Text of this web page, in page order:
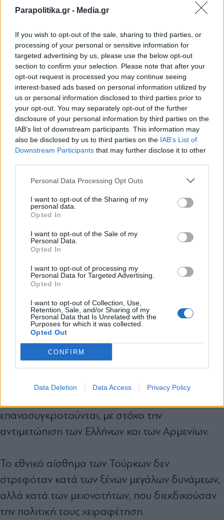
Parapolitika.gr - Media.gr
If you wish to opt-out of the sale, sharing to third parties, or
processing of your personal or sensitive information for
targeted advertising by us, please use the below opt-out
section to confirm your selection. Please note that after your
opt-out request is processed you may continue seeing
interest-based ads based on personal information utilized by
us or personal information disclosed to third parties prior to
your opt-out. You may separately opt-out of the further
disclosure of your personal information by third parties on the
IAB’s list of downstream participants. This information may
also be disclosed by us to third parties on the IAB’s List of
Downstream Participants that may further disclose it to other
Personal Data Processing Opt Outs
I want to opt-out of the Sharing of my
personal data.
Opted In
I want to opt-out of the Sale of my
Personal Data.
Opted In
I want to opt-out of processing my
Personal Data for Targeted Advertising.
Opted In
I want to opt-out of Collection, Use,
Retention, Sale, and/or Sharing of my
Personal Data that Is Unrelated with the
Purposes for which it was collected.
Opted Out
CONFIRM
Data Deletion Data Access Privacy Policy
Μουσταφά Κεμάλ πασά, που είχε γεννηθεί στη
Θεσσαλονίκη και διακρινόταν για τις
στρατιωτικές του ικανότητες. Η εντολή που του
δόθηκε ήταν σαφής: προστασία των
χριστιανικών πληθυσμών στον Πόντο και
αποκατάσταση της τάξης στην περιοχή. Οι
συμμαχικές υπηρεσίες πληροφοριών, που
θεωρούσαν τον Κεμάλ επικίνδυνο,
προσπάθησαν να αποτρέψουν την αποστολή
τη Σαμψούντα, οι βρετανικές Αρχές ζήτησαν
διορισμό του. Ηταν όμως αργά. Το πλοίο όπου
αποπλεύσει για τον Πόντο. Το στοιχείο που
εξόργισε τους Τούρκους εθνικιστές ήταν η
απόβαση του ελληνικού στρατού στη Σμύρνη
στις 16 Μαΐου. Η αποστολή αυτή
αντιμετωπίστηκε ως απαράδεκτη εξέλιξη. Οι
μουσουλμάνοι, είτε ήταν εθνικιστές είτε
θρησκευόμενοι, δεν μπορούσαν να ανεχτούν
μια τέτοια πράξη από τους παλιούς ραγιάδες,
που με βάση τα θεολογικά τους κείμενα τους
θεωρούσαν υποδεέστερους. Οι παλιές
επανασυγκροτούνται, με στόχο την
αντιμετώπιση των Ελλήνων και των Αρμενίων.
Το εθνικό αίσθημα των Τούρκων δεν
στρεφόταν κατά των ξένων μεγάλων δυνάμεων,
αλλά κατά των μειονοτήτων, που διεκδικούσαν
την πολιτική τους χειραφέτηση.
Εγγραφή στο newsletter
Αποδέχομαι τους
και την πολιτική απορρήτου
X